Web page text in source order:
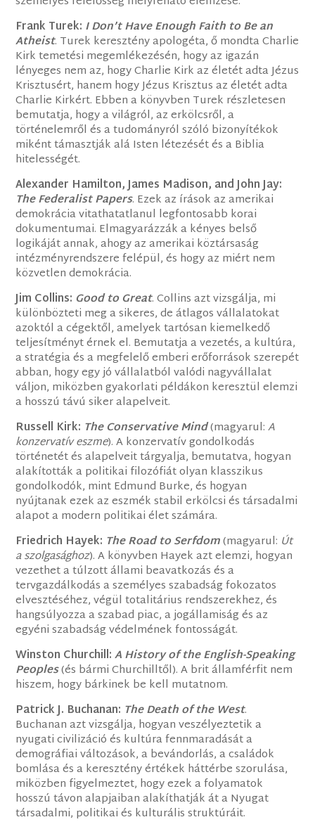
Frank Turek: I Don’t Have Enough Faith to Be an
Atheist. Turek keresztény apologéta, ő mondta Charlie
Kirk temetési megemlékezésén, hogy az igazán
lényeges nem az, hogy Charlie Kirk az életét adta Jézus
Krisztusért, hanem hogy Jézus Krisztus az életét adta
Charlie Kirkért. Ebben a könyvben Turek részletesen
bemutatja, hogy a világról, az erkölcsről, a
történelemről és a tudományról szóló bizonyítékok
miként támasztják alá Isten létezését és a Biblia
hitelességét.
Alexander Hamilton, James Madison, and John Jay:
The Federalist Papers. Ezek az írások az amerikai
demokrácia vitathatatlanul legfontosabb korai
dokumentumai. Elmagyarázzák a kényes belső
logikáját annak, ahogy az amerikai köztársaság
intézményrendszere felépül, és hogy az miért nem
közvetlen demokrácia.
Jim Collins: Good to Great. Collins azt vizsgálja, mi
különbözteti meg a sikeres, de átlagos vállalatokat
azoktól a cégektől, amelyek tartósan kiemelkedő
teljesítményt érnek el. Bemutatja a vezetés, a kultúra,
a stratégia és a megfelelő emberi erőforrások szerepét
abban, hogy egy jó vállalatból valódi nagyvállalat
váljon, miközben gyakorlati példákon keresztül elemzi
a hosszú távú siker alapelveit.
Russell Kirk: The Conservative Mind(magyarul:A
konzervatív eszme). A konzervatív gondolkodás
történetét és alapelveit tárgyalja, bemutatva, hogyan
alakították a politikai filozófiát olyan klasszikus
gondolkodók, mint Edmund Burke, és hogyan
nyújtanak ezek az eszmék stabil erkölcsi és társadalmi
alapot a modern politikai élet számára.
Friedrich Hayek: The Road to Serfdom(magyarul: Út
a szolgasághoz). A könyvben Hayek azt elemzi, hogyan
vezethet a túlzott állami beavatkozás és a
tervgazdálkodás a személyes szabadság fokozatos
elvesztéséhez, végül totalitárius rendszerekhez, és
hangsúlyozza a szabad piac, a jogállamiság és az
egyéni szabadság védelmének fontosságát.
Winston Churchill:A History of the English-Speaking
Peoples(és bármi Churchilltől). A brit államférfit nem
hiszem, hogy bárkinek be kell mutatnom.
Patrick J. Buchanan: The Death of the West.
Buchanan azt vizsgálja, hogyan veszélyeztetik a
nyugati civilizáció és kultúra fennmaradását a
demográfiai változások, a bevándorlás, a családok
bomlása és a keresztény értékek háttérbe szorulása,
miközben figyelmeztet, hogy ezek a folyamatok
hosszú távon alapjaiban alakíthatják át a Nyugat
társadalmi, politikai és kulturális struktúráit.